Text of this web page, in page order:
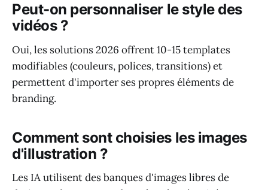
Peut-on personnaliser le style des
vidéos ?
Oui, les solutions 2026 offrent 10-15 templates
modifiables (couleurs, polices, transitions) et
permettent d'importer ses propres éléments de
branding.
Comment sont choisies les images
d'illustration ?
Les IA utilisent des banques d'images libres de